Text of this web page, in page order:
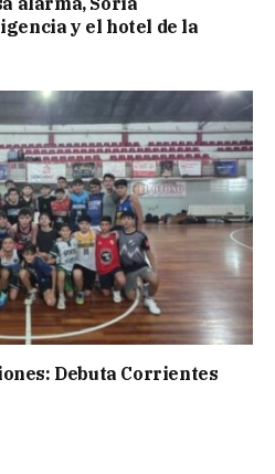
y el hotel de la
Debuta Corrientes